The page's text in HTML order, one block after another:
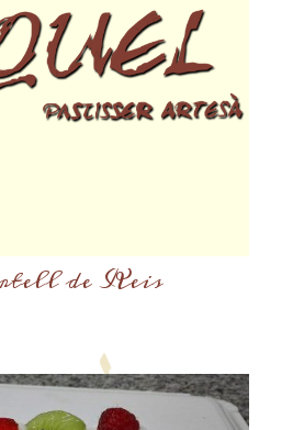
de Reis